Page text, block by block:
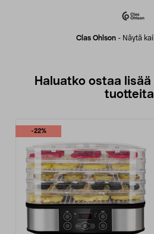
Clas Ohlson - Näytä
Haluatko ostaa
-22%